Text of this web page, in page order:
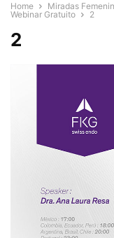
Home
Miradas
Webinar Gratuito
2
2